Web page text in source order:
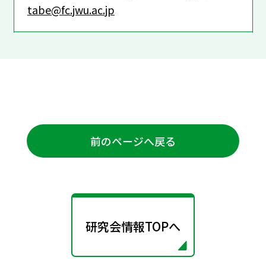
tabe@fc.jwu.ac.jp
前のページへ戻る
研究会情報TOPへ